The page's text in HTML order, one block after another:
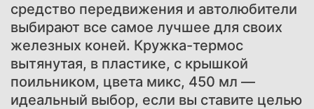
средство передвижения и автолюбители
выбирают все самое лучшее для своих
железных коней. Кружка-термос
вытянутая, в пластике, с крышкой
поильником, цвета микс, 450 мл ―
идеальный выбор, если вы ставите целью